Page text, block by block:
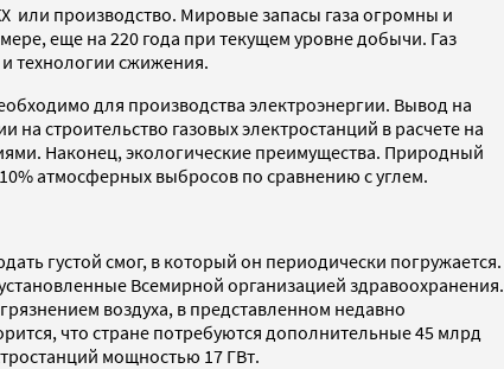
или производство. Мировые запасы газа огромны и
еще на 220 года при текущем уровне добычи. Газ
технологии сжижения.
для производства электроэнергии. Вывод на
строительство газовых электростанций в расчете на
Наконец, экологические преимущества. Природный
атмосферных выбросов по сравнению с углем.
густой смог, в который он периодически погружается.
Всемирной организацией здравоохранения.
воздуха, в представленном недавно
что стране потребуются дополнительные 45 млрд
мощностью 17 ГВт.